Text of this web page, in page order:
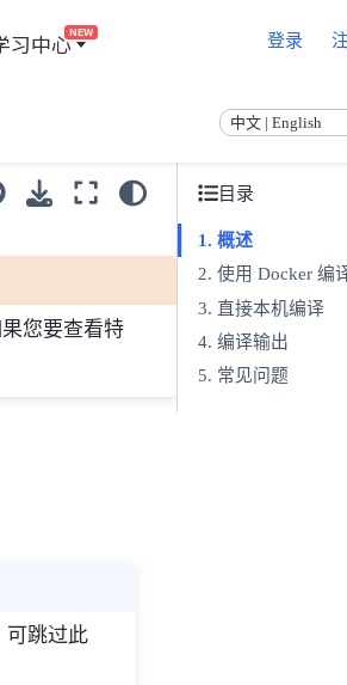
习中心NEW 登录
中文 | English
您要查看特
可跳过此
目录
概述
使用 Docker 编
直接本机编译
编译输出
常见问题